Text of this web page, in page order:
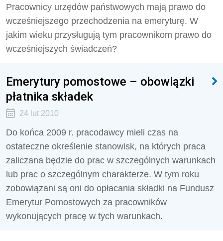
Pracownicy urzędów państwowych mają prawo do
wcześniejszego przechodzenia na emeryturę. W
jakim wieku przysługują tym pracownikom prawo do
wcześniejszych świadczeń?
Emerytury pomostowe – obowiązki
płatnika składek
24 lut 2010
Do końca 2009 r. pracodawcy mieli czas na
ostateczne określenie stanowisk, na których praca
zaliczana będzie do prac w szczególnych warunkach
lub prac o szczególnym charakterze. W tym roku
zobowiązani są oni do opłacania składki na Fundusz
Emerytur Pomostowych za pracowników
wykonujących pracę w tych warunkach.